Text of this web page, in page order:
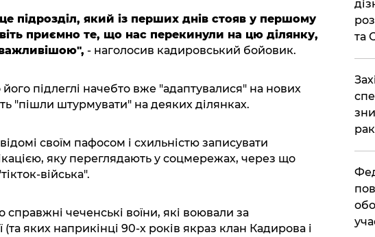
підрозділ, який із перших днів стояв у першому
приємно те, що нас перекинули на цю ділянку,
- наголосив кадировський бойовик.
підлеглі начебто вже "адаптувалися" на нових
"пішли штурмувати" на деяких ділянках.
своїм пафосом і схильністю записувати
яку переглядають у соцмережах, через що
війська".
чеченські воїни, які воювали за
(та яких наприкінці 90-х років якраз клан Кадирова і
та